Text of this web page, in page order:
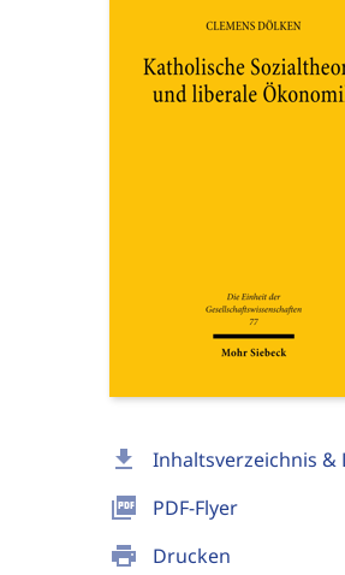
download Inhaltsverzeichnis &
picture_as_pdf PDF-Flyer
print Drucken